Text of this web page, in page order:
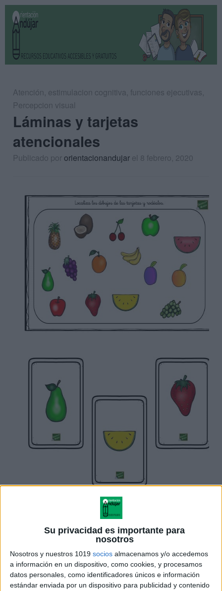
Su privacidad es importante para
nosotros
Nosotros y nuestros 1019 socios almacenamos y/o accedemos
a información en un dispositivo, como cookies, y procesamos
datos personales, como identificadores únicos e información
estándar enviada por un dispositivo para publicidad y contenido
Atención, estimulacion cognitiva, funciones ejecutivas,
Percepcion visual
Láminas y tarjetas
atencionales
Publicado pororientacionandujar el 8 febrero, 2020